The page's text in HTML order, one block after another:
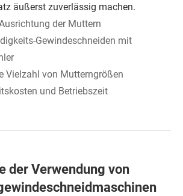
äußerst zuverlässig machen.
der Muttern
Gewindeschneiden mit
Vielzahl von Mutterngrößen
und Betriebszeit
der Verwendung von